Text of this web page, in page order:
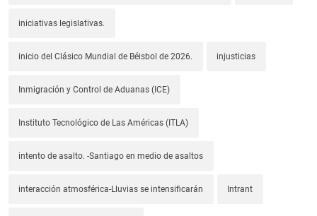
iniciativas legislativas.
inicio del Clásico Mundial de Béisbol de 2026. injusticias
Inmigración y Control de Aduanas (ICE)
Instituto Tecnológico de Las Américas (ITLA)
intento de asalto. -Santiago en medio de asaltos
interacción atmosférica-Lluvias se intensificarán Intrant